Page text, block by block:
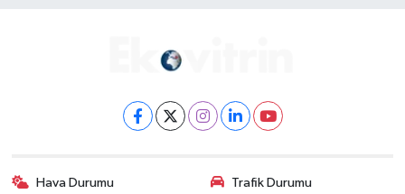
Hava Durumu Trafik Durumu